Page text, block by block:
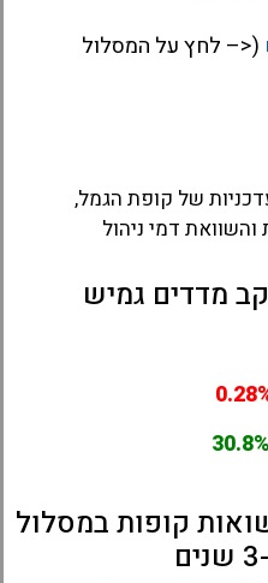
(<– לחץ על המסלול
של קופת הגמל,
דמי ניהול
מדדים גמיש
30.8%
קופות במסלול